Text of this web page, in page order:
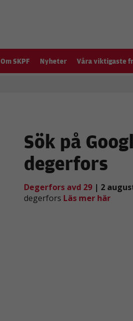
Om SKPF Nyheter Våra viktigaste
Sök på
degerfors
Degerfors avd 29 | 2
degerfors Läs mer här